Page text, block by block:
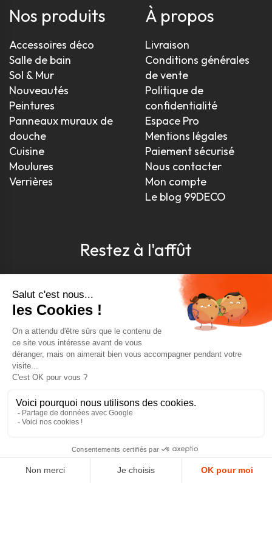
Nos produits
Accessoires déco
Salle de bain
Sol & Mur
Nouveautés
Peintures
Panneaux muraux de
douche
Cuisine
Moulures
Verrières
À propos
Livraison
Conditions générales
de vente
Politique de
confidentialité
Espace Pro
Mentions légales
Paiement sécurisé
Nous contacter
Mon compte
Le blog 99DECO
Restez à l'affût
Pour être toujours au courant, inscrivez-vous à
notre newsletter
J'accepte les conditions générales et la politique de
AVIS VÉRIFIÉS